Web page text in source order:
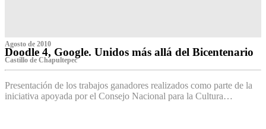
Agosto de 2010
Doodle 4, Google. Unidos más allá del Bicentenario
Castillo de Chapultepec
Presentación de los trabajos ganadores realizados como parte de la
iniciativa apoyada por el Consejo Nacional para la Cultura…